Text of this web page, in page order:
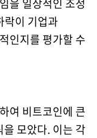
락이 기업과
인지를 평가할 수
여 비트코인에 큰
모았다. 이는 각